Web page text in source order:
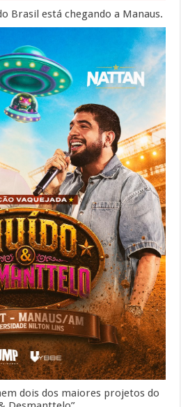
Brasil está chegando a Manaus.
dois dos maiores projetos do